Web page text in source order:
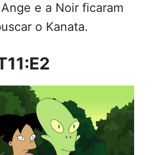
e a Noir ficaram
o Kanata.